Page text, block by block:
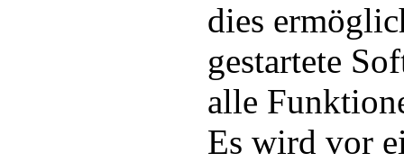
dies
gestartete
alle
Es wird vor